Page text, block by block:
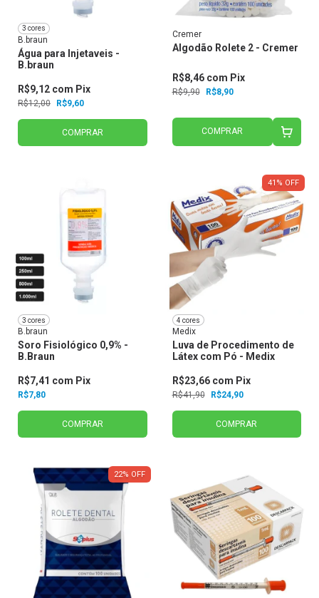
3 cores
B.braun
Água para Injetaveis -
B.braun
R$12,00 R$9,60
R$9,12 com Pix
COMPRAR
Cremer
Algodão Rolete 2 - Cremer
R$9,90 R$8,90
R$8,46 com Pix
COMPRAR
3 cores
B.braun
Soro Fisiológico 0,9% -
B.Braun
R$7,80
R$7,41 com Pix
COMPRAR
41 % OFF
4 cores
Medix
Luva de Procedimento de
Látex com Pó - Medix
R$41,90 R$24,90
R$23,66 com Pix
COMPRAR
22% OFF